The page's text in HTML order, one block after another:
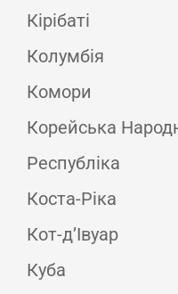
Кірібаті
Колумбія
Комори
Корейська
Республіка
Коста-Ріка
Кот-д’Івуар
Куба